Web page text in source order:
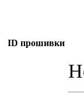
ID прошивки